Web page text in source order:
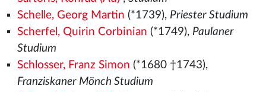
Schelle, Georg Martin (*1739), Priester Studium
Scherfel, Quirin Corbinian (*1749), Paulaner
Studium
Schlosser, Franz Simon (*1680 †1743),
Franziskaner Mönch Studium